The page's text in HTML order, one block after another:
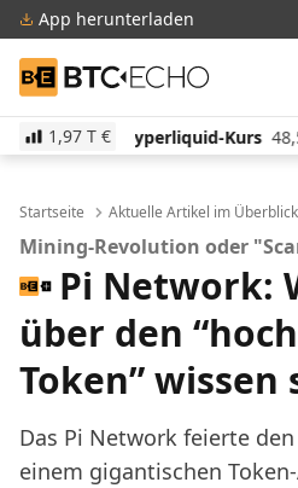
App herunterladen
BTC-ECHO
1,97 T €
Kurs 48,55 € -2.10% Solana-
Startseite Aktuelle Artikel im Überblick
Mining-Revolution oder
Pi Network:
über den
Token” wissen
Das Pi Network feierte
einem gigantischen